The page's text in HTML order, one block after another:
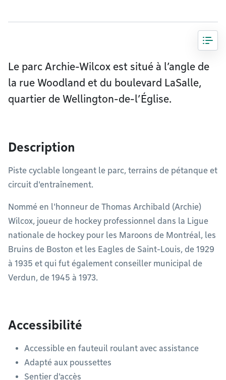
Le parc Archie-Wilcox est situé à l’angle de
la rue Woodland et du boulevard LaSalle,
quartier de Wellington-de-l’Église.
Description
Piste cyclable longeant le parc, terrains de pétanque et
circuit d'entraînement.
Nommé en l'honneur de Thomas Archibald (Archie)
Wilcox, joueur de hockey professionnel dans la Ligue
nationale de hockey pour les Maroons de Montréal, les
Bruins de Boston et les Eagles de Saint-Louis, de 1929
à 1935 et qui fut également conseiller municipal de
Verdun, de 1945 à 1973.
Accessibilité
Accessible en fauteuil roulant avec assistance
Adapté aux poussettes
Sentier d'accès